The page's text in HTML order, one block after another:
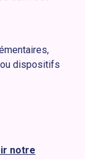
dispositifs
notre